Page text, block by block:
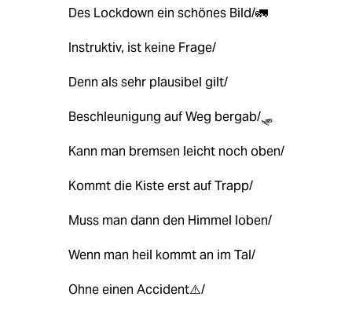
Des Lockdown ein schönes Bild/🚛
Instruktiv, ist keine Frage/
Denn als sehr plausibel gilt/
Beschleunigung auf Weg bergab/🛷
Kann man bremsen leicht noch oben/
Kommt die Kiste erst auf Trapp/
Muss man dann den Himmel loben/
Wenn man heil kommt an im Tal/
Ohne einen Accident⚠️/